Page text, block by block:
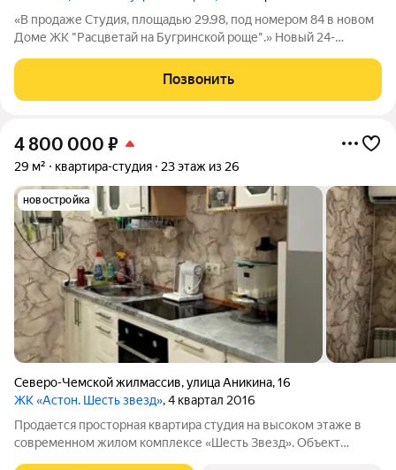
«В продаже Студия, площадью 29.98, под номером 84 в новом
Доме ЖК "Расцветай на Бугринской роще".» Новый 24-
микрорайоне Бугринская роща на ул. Оловозаводской.
Вдохновляющие виды открываются на водную
Позвонить
4 800 000 ₽
29 м² квартира-студия 23 этаж из 26
новостройка
Северо-Чемской жилмассив,улица Аникина,16
ЖК «Астон. Шесть звезд», 4 квартал 2016
Продается просторная квартира студия на высоком этаже в
современном жилом комплексе «Шесть Звезд». Объект